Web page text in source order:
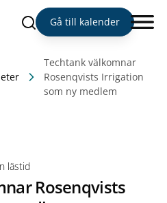
Sök Gå till kalender
Techtank välkomnar
Rosenqvists Irrigation
som ny medlem
lästid
Rosenqvists